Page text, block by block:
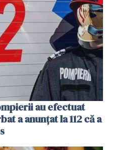
au efectuat
a anunțat la 112 că a